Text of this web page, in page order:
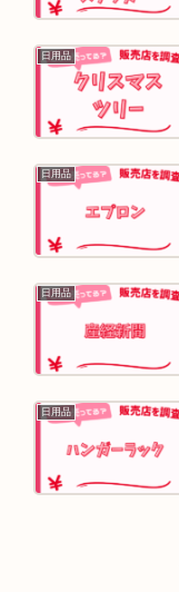
日用品
日用品
日用品
日用品